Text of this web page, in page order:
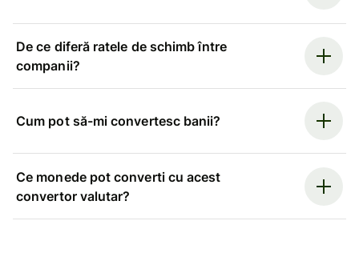
De ce diferă ratele de schimb între
companii?
Cum pot să-mi convertesc banii?
Ce monede pot converti cu acest
convertor valutar?